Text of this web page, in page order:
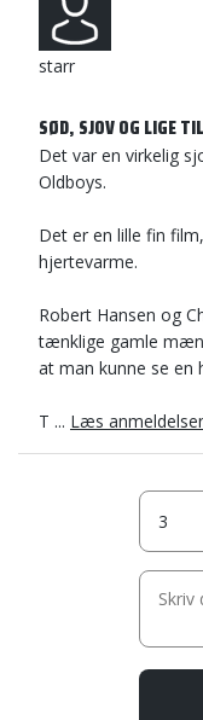
starr
SØD, SJOV OG LIGE
Det var en virkelig
Oldboys.
Det er en lille fin
hjertevarme.
Robert Hansen og
tænklige gamle
at man kunne se en
T ... Læs